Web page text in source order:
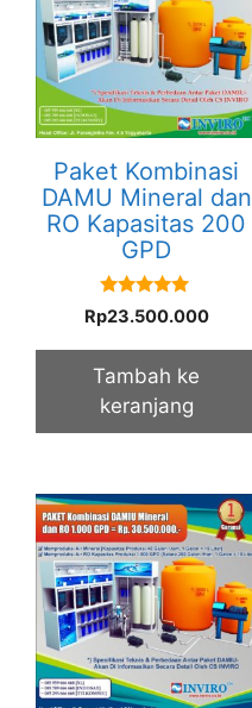
Paket Kombinasi
DAMU Mineral dan
RO Kapasitas 200
GPD
5.00
out of 5
Rp23.500.000
Tambah ke
keranjang